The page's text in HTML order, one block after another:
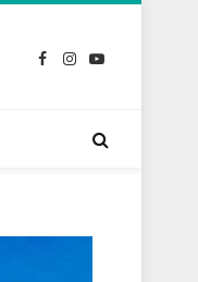
Facebook
Instagram
YouTube